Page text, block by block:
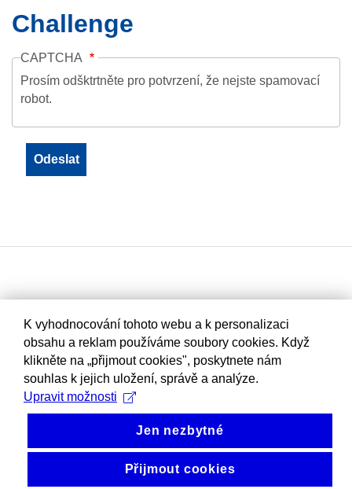
Challenge
CAPTCHA
Prosím odšktrtněte pro potvrzení, že nejste spamovací
robot.
K vyhodnocování tohoto webu a k personalizaci
obsahu a reklam používáme soubory cookies. Když
klikněte na „přijmout cookies", poskytnete nám
souhlas k jejich uložení, správě a analýze.
Upravit možnosti
Jen nezbytné
Přijmout cookies